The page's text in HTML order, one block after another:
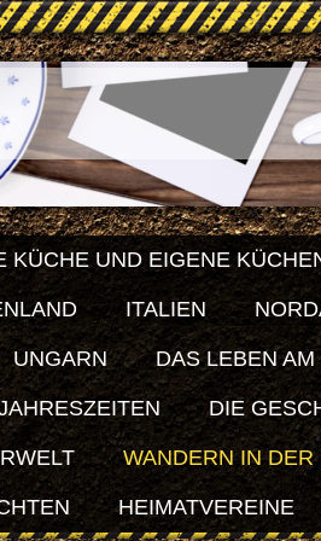
KÜCHE UND EIGENE
ITALIEN
UNGARN DAS LEBEN AM
DIE
WANDERN IN DER
HEIMATVEREINE